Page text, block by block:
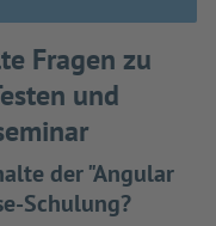
Fragen zu
und
der "Angular
Schulung?